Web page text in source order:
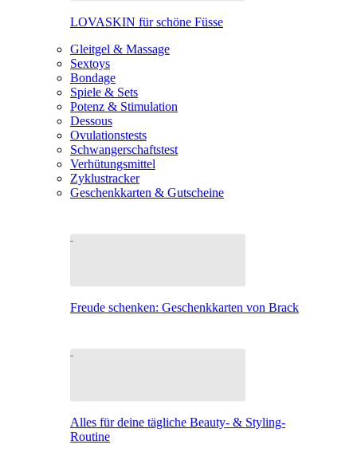
LOVASKIN für schöne Füsse
Gleitgel & Massage
Sextoys
Bondage
Spiele & Sets
Potenz & Stimulation
Dessous
Ovulationstests
Schwangerschaftstest
Verhütungsmittel
Zyklustracker
Geschenkkarten & Gutscheine
Freude schenken: Geschenkkarten von Brack
Alles für deine tägliche Beauty- & Styling-
Routine